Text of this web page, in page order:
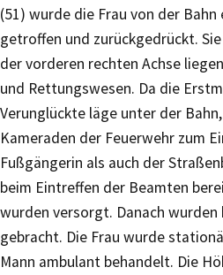
(51) wurde die Frau von der
getroffen und zurückgedrückt.
der vorderen rechten Achse
und Rettungswesen. Da die
Verunglückte läge unter der
Kameraden der Feuerwehr zum
Fußgängerin als auch der
beim Eintreffen der Beamten
wurden versorgt. Danach wurden
gebracht. Die Frau wurde
Mann ambulant behandelt. Die